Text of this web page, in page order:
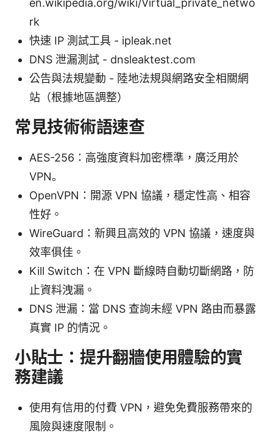
en.wikipedia.org/wiki/Virtual_private_netwo
rk
快速 IP 測試工具 - ipleak.net
DNS 泄漏測試 - dnsleaktest.com
公告與法規變動 - 陸地法規與網路安全相關網
站（根據地區調整）
常見技術術語速查
AES-256：高強度資料加密標準，廣泛用於
VPN。
OpenVPN：開源 VPN 協議，穩定性高、相容
性好。
WireGuard：新興且高效的 VPN 協議，速度與
效率俱佳。
Kill Switch：在 VPN 斷線時自動切斷網路，防
止資料洩漏。
DNS 泄漏：當 DNS 查詢未經 VPN 路由而暴露
真實 IP 的情況。
小貼士：提升翻牆使用體驗的實
務建議
使用有信用的付費 VPN，避免免費服務帶來的
風險與速度限制。